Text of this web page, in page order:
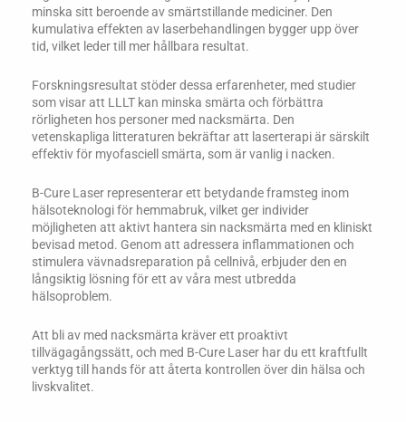
minska sitt beroende av smärtstillande mediciner. Den
kumulativa effekten av laserbehandlingen bygger upp över
tid, vilket leder till mer hållbara resultat.
Forskningsresultat stöder dessa erfarenheter, med studier
som visar att LLLT kan minska smärta och förbättra
rörligheten hos personer med nacksmärta. Den
vetenskapliga litteraturen bekräftar att laserterapi är särskilt
effektiv för myofasciell smärta, som är vanlig i nacken.
B-Cure Laser representerar ett betydande framsteg inom
hälsoteknologi för hemmabruk, vilket ger individer
möjligheten att aktivt hantera sin nacksmärta med en kliniskt
bevisad metod. Genom att adressera inflammationen och
stimulera vävnadsreparation på cellnivå, erbjuder den en
långsiktig lösning för ett av våra mest utbredda
hälsoproblem.
Att bli av med nacksmärta kräver ett proaktivt
tillvägagångssätt, och med B-Cure Laser har du ett kraftfullt
verktyg till hands för att återta kontrollen över din hälsa och
livskvalitet.